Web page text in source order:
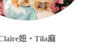
妞‧Tila麻